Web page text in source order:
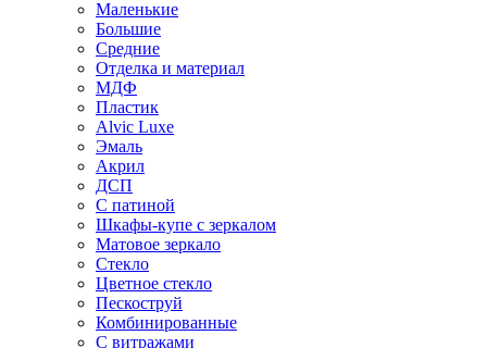
Маленькие
Большие
Средние
Отделка и материал
МДФ
Пластик
Alvic Luxe
Эмаль
Акрил
ДСП
С патиной
Шкафы-купе с зеркалом
Матовое зеркало
Стекло
Цветное стекло
Пескоструй
Комбинированные
С витражами